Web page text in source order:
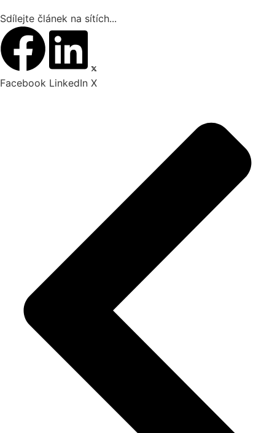
Sdílejte článek na sítích...
Facebook LinkedIn X